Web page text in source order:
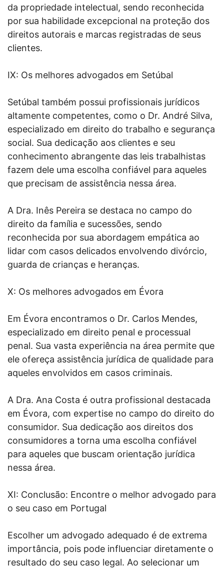
da propriedade intelectual, sendo reconhecida
por sua habilidade excepcional na proteção dos
direitos autorais e marcas registradas de seus
clientes.
IX: Os melhores advogados em Setúbal
Setúbal também possui profissionais jurídicos
altamente competentes, como o Dr. André Silva,
especializado em direito do trabalho e segurança
social. Sua dedicação aos clientes e seu
conhecimento abrangente das leis trabalhistas
fazem dele uma escolha confiável para aqueles
que precisam de assistência nessa área.
A Dra. Inês Pereira se destaca no campo do
direito da família e sucessões, sendo
reconhecida por sua abordagem empática ao
lidar com casos delicados envolvendo divórcio,
guarda de crianças e heranças.
X: Os melhores advogados em Évora
Em Évora encontramos o Dr. Carlos Mendes,
especializado em direito penal e processual
penal. Sua vasta experiência na área permite que
ele ofereça assistência jurídica de qualidade para
aqueles envolvidos em casos criminais.
A Dra. Ana Costa é outra profissional destacada
em Évora, com expertise no campo do direito do
consumidor. Sua dedicação aos direitos dos
consumidores a torna uma escolha confiável
para aqueles que buscam orientação jurídica
nessa área.
XI: Conclusão: Encontre o melhor advogado para
o seu caso em Portugal
Escolher um advogado adequado é de extrema
importância, pois pode influenciar diretamente o
resultado do seu caso legal. Ao selecionar um